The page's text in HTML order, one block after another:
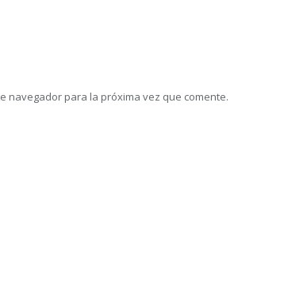
navegador para la próxima vez que comente.